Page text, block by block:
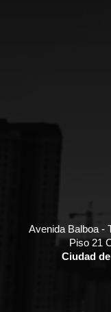
Avenida Balboa -
Piso 21
Ciudad